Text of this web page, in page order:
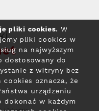
pliki cookies. W
pliki cookies w
na najwyższym
dostosowany do
z witryny bez
oznacza, że
urządzeniu
dokonać w każdym